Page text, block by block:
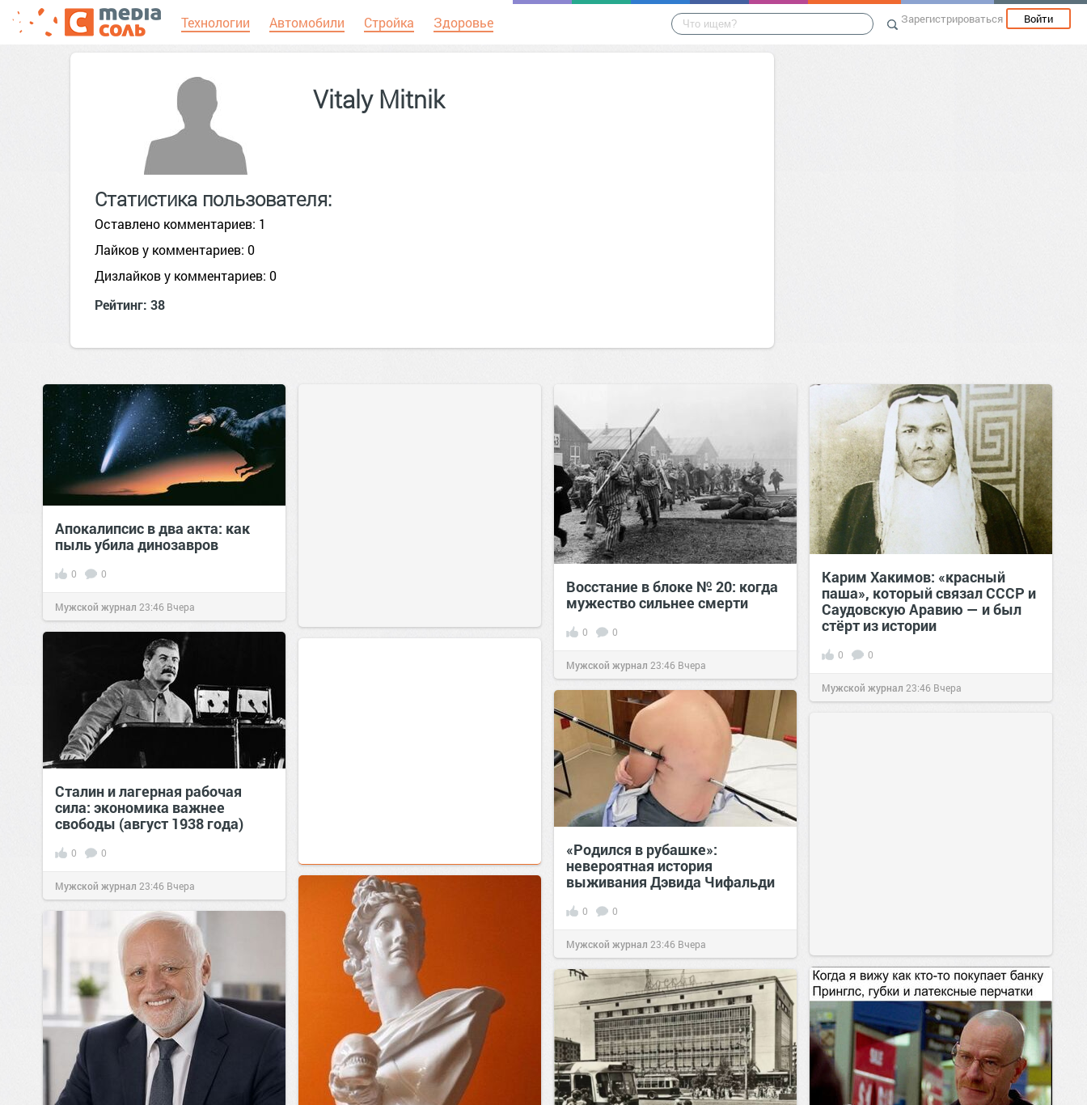
Технологии Автомобили Стройка Здоровье Зарегистрироваться Войти
Vitaly Mitnik
Статистика пользователя:
Оставлено комментариев: 1
Лайков у комментариев: 0
Дизлайков у комментариев: 0
Рейтинг: 38
Апокалипсис в два акта: как
пыль убила динозавров
0 0
Мужской журнал 23:46 Вчера
Восстание в блоке № 20: когда
мужество сильнее смерти
0 0
Мужской журнал 23:46 Вчера
Карим Хакимов: «красный
паша», который связал СССР и
Саудовскую Аравию — и был
стёрт из истории
0 0
Мужской журнал 23:46 Вчера
Сталин и лагерная рабочая
сила: экономика важнее
свободы (август 1938 года)
0 0
Мужской журнал 23:46 Вчера
«Родился в рубашке»:
невероятная история
выживания Дэвида Чифальди
0 0
Мужской журнал 23:46 Вчера